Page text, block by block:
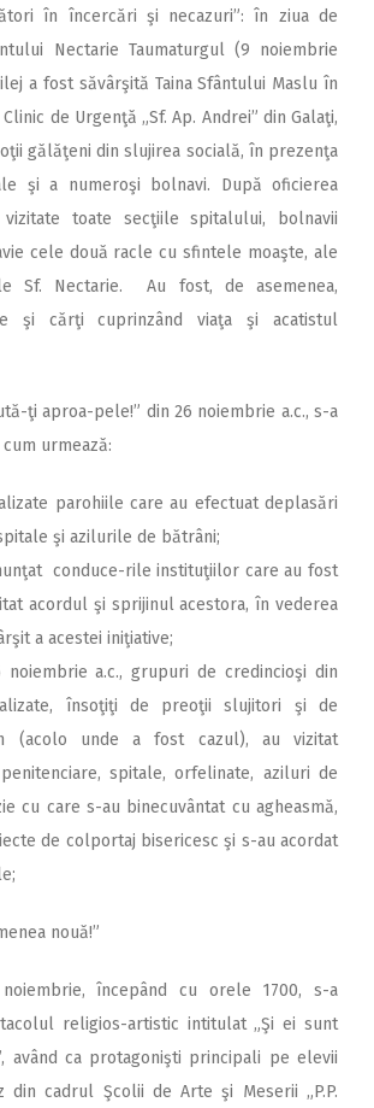
în încercări şi necazuri”: în ziua de
Nectarie Taumaturgul (9 noiembrie
a fost săvârşită Taina Sfântului Maslu în
de Urgenţă „Sf. Ap. Andrei” din Galaţi,
gălăţeni din slujirea socială, în prezenţa
şi a numeroşi bolnavi. După oficierea
toate secţiile spitalului, bolnavii
cele două racle cu sfintele moaşte, ale
Sf. Nectarie. Au fost, de asemenea,
şi cărţi cuprinzând viaţa şi acatistul
ţi aproa-pele!” din 26 noiembrie a.c., s-a
urmează:
parohiile care au efectuat deplasări
şi azilurile de bătrâni;
conduce-rile instituţiilor care au fost
acordul şi sprijinul acestora, în vederea
a acestei iniţiative;
a.c., grupuri de credincioşi din
însoţiţi de preoţii slujitori şi de
(acolo unde a fost cazul), au vizitat
spitale, orfelinate, aziluri de
cu care s-au binecuvântat cu agheasmă,
de colportaj bisericesc şi s-au acordat
nouă!”
începând cu orele 1700, s-a
religios-artistic intitulat „Şi ei sunt
având ca protagonişti principali pe elevii
din cadrul Şcolii de Arte şi Meserii „P.P.